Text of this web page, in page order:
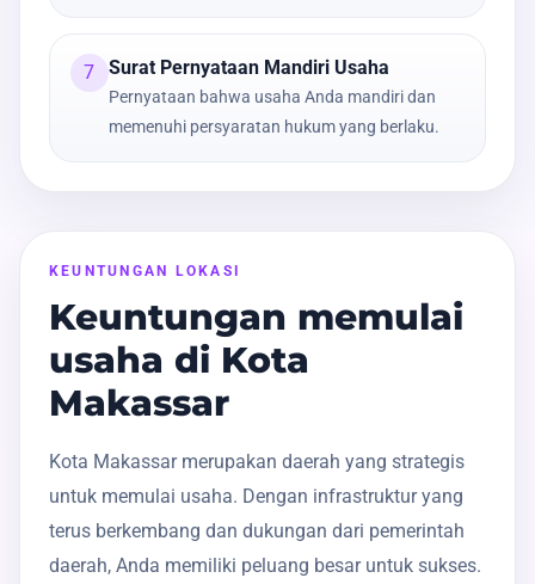
7 Surat Pernyataan Mandiri Usaha
Pernyataan bahwa usaha Anda mandiri dan
memenuhi persyaratan hukum yang berlaku.
KEUNTUNGAN LOKASI
Keuntungan memulai
usaha di Kota
Makassar
Kota Makassar merupakan daerah yang strategis
untuk memulai usaha. Dengan infrastruktur yang
terus berkembang dan dukungan dari pemerintah
daerah, Anda memiliki peluang besar untuk sukses.